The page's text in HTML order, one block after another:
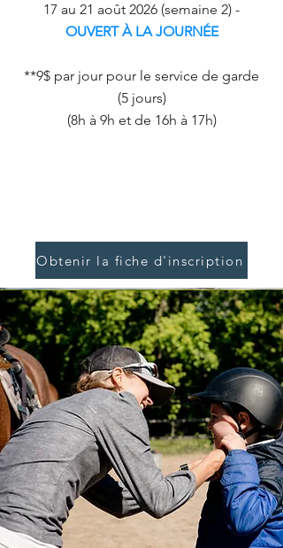
17 au 21 août 2026 (semaine 2) -
OUVERT À LA JOURNÉE
**9$ par jour pour le service de garde
(5 jours)
(8h à 9h et de 16h à 17h)
Obtenir la fiche d'inscription